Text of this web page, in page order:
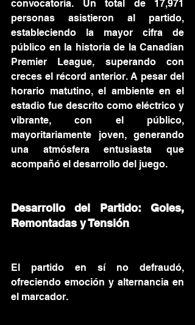
convocatoria. Un total de 17,971
personas asistieron al partido,
estableciendo la mayor cifra de
público en la historia de la Canadian
Premier League, superando con
creces el récord anterior. A pesar del
horario matutino, el ambiente en el
estadio fue descrito como eléctrico y
vibrante, con el público,
mayoritariamente joven, generando
una atmósfera entusiasta que
acompañó el desarrollo del juego.
Desarrollo del Partido: Goles,
Remontadas y Tensión
El partido en sí no defraudó,
ofreciendo emoción y alternancia en
el marcador.